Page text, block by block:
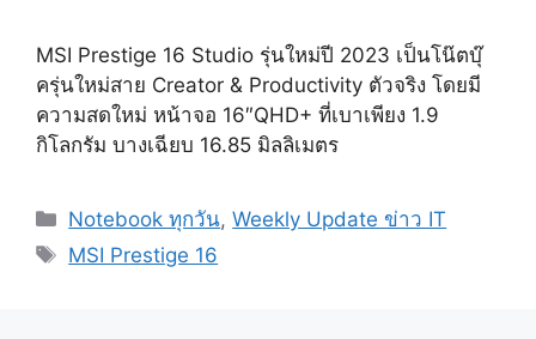
MSI Prestige 16 Studio รุ่นใหม่ปี 2023 เป็นโน๊ตบุ๊
ครุ่นใหม่สาย Creator & Productivity ตัวจริง โดยมี
ความสดใหม่ หน้าจอ 16″QHD+ ที่เบาเพียง 1.9
กิโลกรัม บางเฉียบ 16.85 มิลลิเมตร
Categories
Notebook ทุกวัน,Weekly Update ข่าว IT
Tags
MSI Prestige 16